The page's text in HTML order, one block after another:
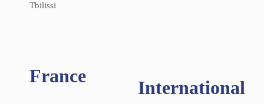
Tbilissi
France
International